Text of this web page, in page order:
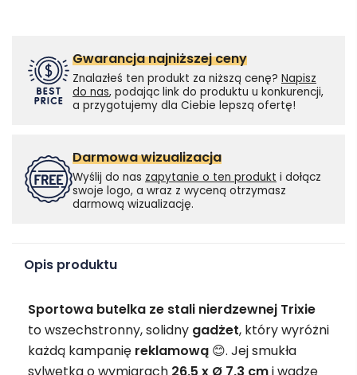
Gwarancja najniższej ceny
Znalazłeś ten produkt za niższą cenę? Napisz
do nas, podając link do produktu u konkurencji,
a przygotujemy dla Ciebie lepszą ofertę!
Darmowa wizualizacja
Wyślij do nas zapytanie o ten produkt i dołącz
swoje logo, a wraz z wyceną otrzymasz
darmową wizualizację.
Opis produktu
Sportowa butelka ze stali nierdzewnej Trixie
to wszechstronny, solidny gadżet, który wyróżni
każdą kampanię reklamową 😊. Jej smukła